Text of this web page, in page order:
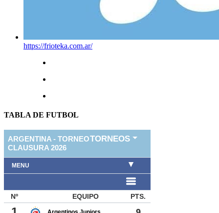
https://frioteka.com.ar/
TABLA DE FUTBOL